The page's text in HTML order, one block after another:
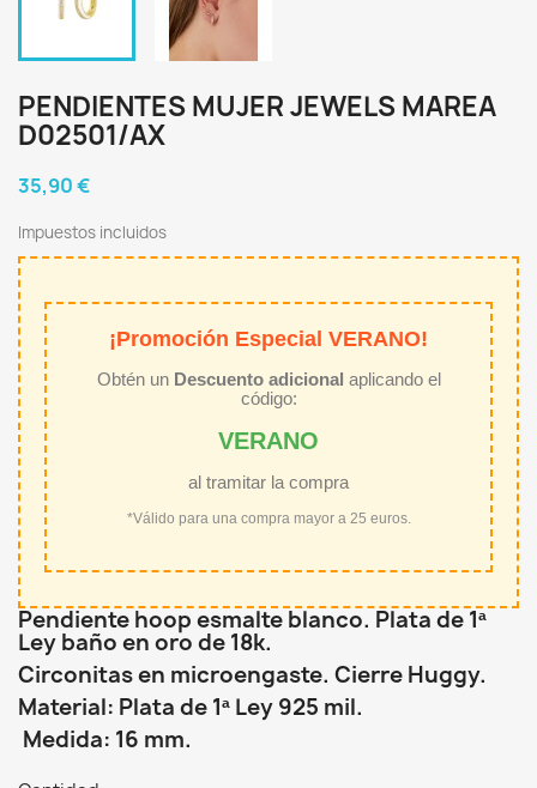
PENDIENTES MUJER JEWELS MAREA
D02501/AX
35,90 €
Impuestos incluidos
¡Promoción Especial VERANO!
Obtén un Descuento adicional aplicando el
código:
VERANO
al tramitar la compra
*Válido para una compra mayor a 25 euros.
Pendiente hoop esmalte blanco. Plata de 1ª
Ley baño en oro de 18k.
Circonitas en microengaste. Cierre Huggy.
Material: Plata de 1ª Ley 925 mil.
Medida: 16 mm.